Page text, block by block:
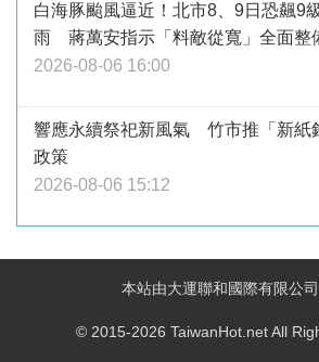
白海豚颱風逼近！北市8、9日恐飆9
雨 蔣萬安指示「料敵從寬」全面整
2026-08-06 16:00
響應永續祭祀新風氣 竹市推「新紙
政策
2026-08-06 15:12
本站由大運聯和國際有限公
© 2015-2026 TaiwanHot.net All